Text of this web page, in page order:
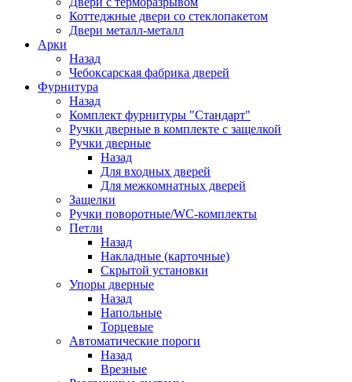
Коттеджные двери со стеклопакетом
Двери металл-металл
Арки
Назад
Чебоксарская фабрика дверей
Фурнитура
Назад
Комплект фурнитуры "Стандарт"
Ручки дверные в комплекте с защелкой
Ручки дверные
Назад
Для входных дверей
Для межкомнатных дверей
Защелки
Ручки поворотные/WC-комплекты
Петли
Назад
Накладные (карточные)
Скрытой установки
Упоры дверные
Назад
Напольные
Торцевые
Автоматические пороги
Назад
Врезные